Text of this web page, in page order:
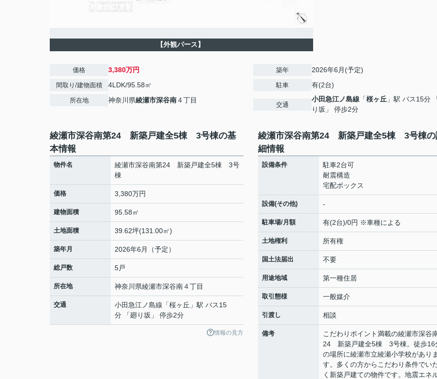
【外観パース】
価格 3,380万円
間取り/建物面積 4LDK/95.58㎡
所在地 神奈川県綾瀬市深谷南４丁目
築年 2026年6月(予定)
駐車 有(2台)
交通
小田急江ノ島線 「桜ヶ丘 」駅 バス15分
り坂」 停歩2分
綾瀬市深谷南第24 新築戸建全5棟 3号棟の基
本情報
物件名
綾瀬市深谷南第24 新築戸建全5棟 3号
棟
価格 3,380万円
建物面積 95.58㎡
土地面積 39.62坪(131.00㎡)
築年月 2026年6月（予定）
総戸数 5戸
所在地 神奈川県綾瀬市深谷南４丁目
交通 小田急江ノ島線 「桜ヶ丘 」駅 バス15
分 「廻り坂」 停歩2分
情報の見方
綾瀬市深谷南第24 新築戸建全5棟 3号棟の
細情報
設備条件
駐車2台可
耐震構造
宅配ボックス
設備(その他) -
駐車場/月額 有(2台)/0円 ※車種による
土地権利 所有権
国土法届出 不要
用途地域 第一種住居
取引態様 一般媒介
引渡し 相談
備考
こだわりポイント満載の綾瀬市深谷
24 新築戸建全5棟 3号棟。徒歩16
の場所に綾瀬市立綾瀬小学校があり
す。多くの方からこだわり条件でい
く新築戸建ての物件です。地震エネ